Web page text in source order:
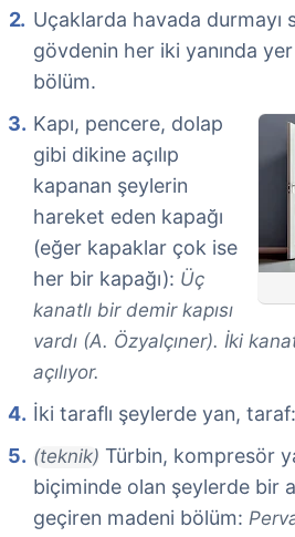
Uçaklarda havada durmayı
gövdenin her iki yanında
bölüm.
Kapı, pencere, dolap
gibi dikine açılıp
kapanan şeylerin
hareket eden kapağı
(eğer kapaklar çok ise
her bir kapağı): Üç
kanatlı bir demir kapısı
vardı (A. Özyalçıner). İki
açılıyor.
İki taraflı şeylerde yan, taraf:
(teknik) Türbin, kompresör
biçiminde olan şeylerde bir
geçiren madeni bölüm: